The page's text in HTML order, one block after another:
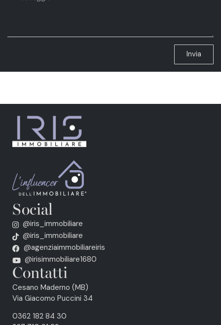
Invia
Social
@iris_immobiliare
@iris_immobiliare
@agenziaimmobiliareiris
@irisimmobiliare1680
Contatti
Cesano Maderno (MB)
Via Giacomo Puccini 34
0362 182 84 30